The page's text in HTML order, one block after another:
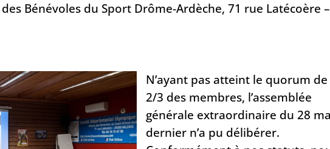
Bénévoles du Sport Drôme-Ardèche, 71 rue Latécoère –
N’ayant pas atteint le quorum de
2/3 des membres, l’assemblée
générale extraordinaire du 28
dernier n’a pu délibérer.